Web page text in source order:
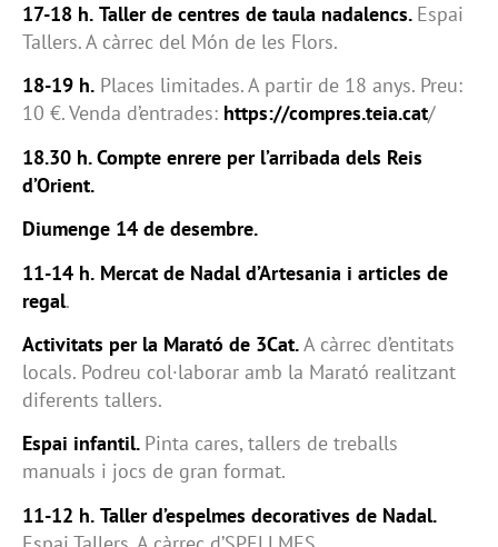
17-18 h. Taller de centres de taula nadalencs. Espai
Tallers. A càrrec del Món de les Flors.
18-19 h. Places limitades. A partir de 18 anys. Preu:
10 €. Venda d’entrades: https://compres.teia.cat/
18.30 h. Compte enrere per l’arribada dels Reis
d’Orient.
Diumenge 14 de desembre.
11-14 h. Mercat de Nadal d’Artesania i articles de
regal.
Activitats per la Marató de 3Cat.A càrrec d’entitats
locals. Podreu col·laborar amb la Marató realitzant
diferents tallers.
Espai infantil. Pinta cares, tallers de treballs
manuals i jocs de gran format.
11-12 h. Taller d’espelmes decoratives de Nadal.